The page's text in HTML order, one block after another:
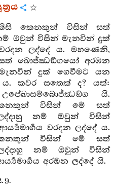
කෙනකුන් විසින් සත්
ඔවුන් විසින් මැනවින් දුක්
ලද්දේ ය. මහණෙනි,
බොජ්ඣඞ්ගයෝ අරඹන
දුක් ගෙවීමට යන
ය. කවර සතෙක් ද? යත්:
යි.
විසින් මේ සත්
නම් ඔවුන් විසින්
වරදන ලද්දේ ය.
විසින් මේ සත්
නම් ඔවුන් විසින්
අරඹන ලද්දේ යි.
9.